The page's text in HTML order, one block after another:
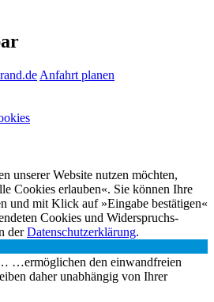
Anfahrt planen
unserer Website nutzen möchten,
Cookies erlauben«. Sie können Ihre
und mit Klick auf »Eingabe bestätigen«
Cookies und Widerspruchs-
derDatenschutzerklärung.
…ermöglichen den einwandfreien
daher unabhängig von Ihrer